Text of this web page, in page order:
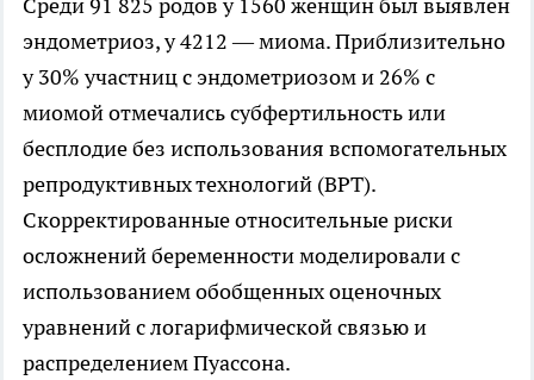
Среди 91 825 родов у 1560 женщин был выявлен
эндометриоз, у 4212 — миома. Приблизительно
у 30% участниц с эндометриозом и 26% с
миомой отмечались субфертильность или
бесплодие без использования вспомогательных
репродуктивных технологий (ВРТ).
Скорректированные относительные риски
осложнений беременности моделировали с
использованием обобщенных оценочных
уравнений с логарифмической связью и
распределением Пуассона.